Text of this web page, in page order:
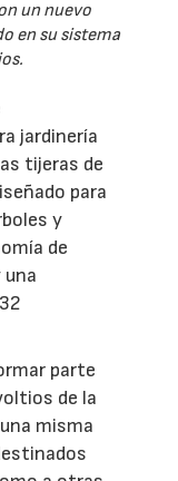
un nuevo
en su sistema
jardinería
tijeras de
para
y
de
parte
de la
misma